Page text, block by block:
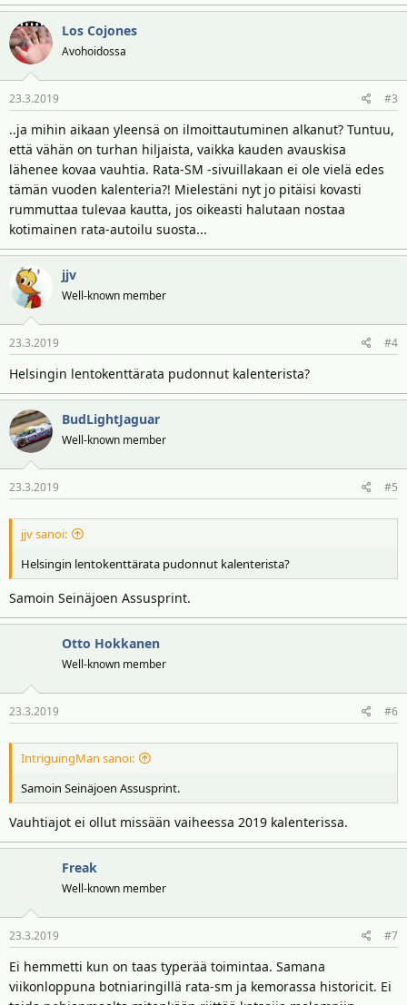
Los Cojones
Avohoidossa
23.3.2019 #3
..ja mihin aikaan yleensä on ilmoittautuminen alkanut? Tuntuu,
että vähän on turhan hiljaista, vaikka kauden avauskisa
lähenee kovaa vauhtia. Rata-SM -sivuillakaan ei ole vielä edes
tämän vuoden kalenteria?! Mielestäni nyt jo pitäisi kovasti
rummuttaa tulevaa kautta, jos oikeasti halutaan nostaa
kotimainen rata-autoilu suosta...
jjv
Well-known member
23.3.2019 #4
Helsingin lentokenttärata pudonnut kalenterista?
BudLightJaguar
Well-known member
23.3.2019 #5
jjv sanoi:
Helsingin lentokenttärata pudonnut kalenterista?
Samoin Seinäjoen Assusprint.
Otto Hokkanen
Well-known member
23.3.2019 #6
IntriguingMan sanoi:
Samoin Seinäjoen Assusprint.
Vauhtiajot ei ollut missään vaiheessa 2019 kalenterissa.
Freak
Well-known member
23.3.2019 #7
Ei hemmetti kun on taas typerää toimintaa. Samana
viikonloppuna botniaringillä rata-sm ja kemorassa historicit. Ei